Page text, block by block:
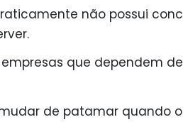
não possui
que dependem
de patamar quando